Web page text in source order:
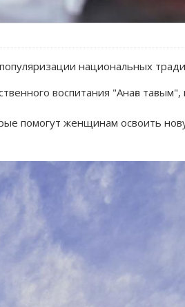
национальных
воспитания "Анаға
помогут женщинам освоить